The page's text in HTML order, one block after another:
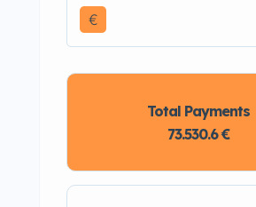
€
Total Payments
73.530.6 €